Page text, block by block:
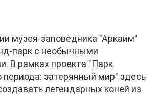
музея-заповедника "Аркаим"
парк с необычными
В рамках проекта "Парк
периода: затерянный мир" здесь
легендарных коней из